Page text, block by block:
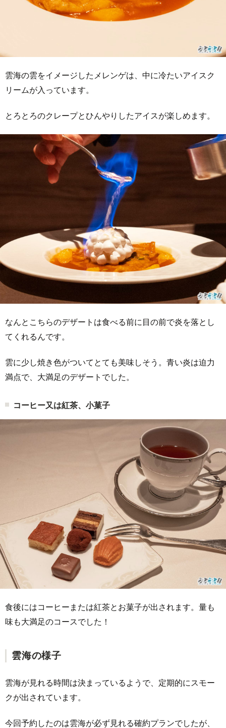
雲海の雲をイメージしたメレンゲは、中に冷たいアイスク
リームが入っています。
とろとろのクレープとひんやりしたアイスが楽しめます。
なんとこちらのデザートは食べる前に目の前で炎を落とし
てくれるんです。
雲に少し焼き色がついてとても美味しそう。青い炎は迫力
満点で、大満足のデザートでした。
コーヒー又は紅茶、小菓子
食後にはコーヒーまたは紅茶とお菓子が出されます。量も
味も大満足のコースでした！
雲海の様子
雲海が見れる時間は決まっているようで、定期的にスモー
クが出されています。
今回予約したのは雲海が必ず見れる確約プランでしたが、